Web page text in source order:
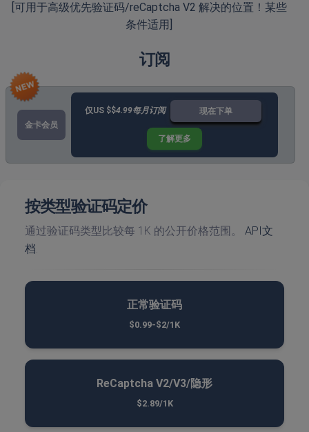
[可用于高级优先验证码/reCaptcha V2 解决的位置！某些
条件适用]
订阅
金卡会员
仅US $$4.99每月订阅 现在下单
了解更多
按类型验证码定价
通过验证码类型比较每 1K 的公开价格范围。 API文
档
正常验证码
$0.99-$2/1K
ReCaptcha V2/V3/隐形
$2.89/1K